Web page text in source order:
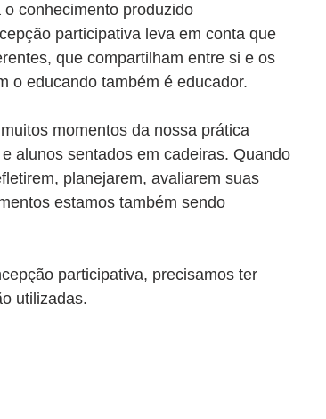
conhecimento produzido
participativa leva em conta que
que compartilham entre si e os
o educando também é educador.
momentos da nossa prática
alunos sentados em cadeiras. Quando
planejarem, avaliarem suas
estamos também sendo
participativa, precisamos ter
utilizadas.